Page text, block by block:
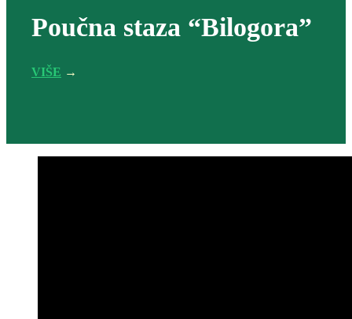
Poučna staza “Bilogora”
VIŠE →